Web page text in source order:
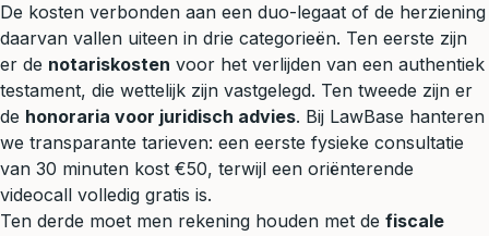
De kosten verbonden aan een duo-legaat of de herziening
daarvan vallen uiteen in drie categorieën. Ten eerste zijn
er de notariskosten voor het verlijden van een authentiek
testament, die wettelijk zijn vastgelegd. Ten tweede zijn er
de honoraria voor juridisch advies. Bij LawBase hanteren
we transparante tarieven: een eerste fysieke consultatie
van 30 minuten kost €50, terwijl een oriënterende
videocall volledig gratis is.
Ten derde moet men rekening houden met de fiscale